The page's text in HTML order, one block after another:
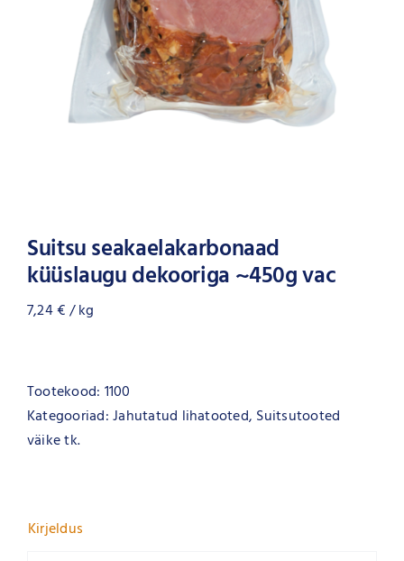
Suitsu seakaelakarbonaad
küüslaugu dekooriga ~450g vac
7,24€/ kg
Tootekood: 1100
Kategooriad:Jahutatud lihatooted, Suitsutooted
väike tk.
Kirjeldus